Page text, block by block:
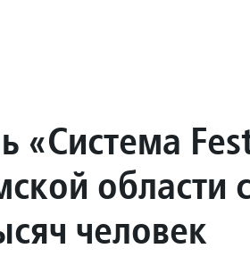
«Система
области
человек